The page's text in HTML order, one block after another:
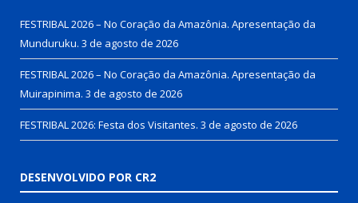
FESTRIBAL 2026 – No Coração da Amazônia. Apresentação da
Munduruku. 3 de agosto de 2026
FESTRIBAL 2026 – No Coração da Amazônia. Apresentação da
Muirapinima. 3 de agosto de 2026
FESTRIBAL 2026: Festa dos Visitantes. 3 de agosto de 2026
DESENVOLVIDO POR CR2